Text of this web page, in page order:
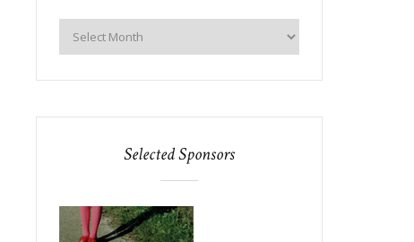
Selected Sponsors